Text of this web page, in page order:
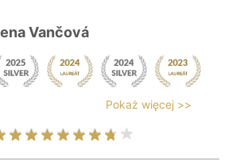
Vančová
Pokaż więcej >>